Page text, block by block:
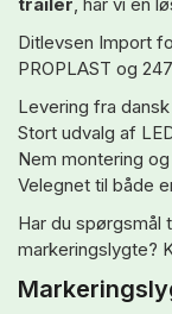
Ditlevsen Import
PROPLAST og
Levering fra
Stort udvalg af
Nem montering
Velegnet til både
Har du spørgsmål
markeringslygte?